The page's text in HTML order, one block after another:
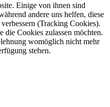
Einige von ihnen sind
andere uns helfen, diese
(Tracking Cookies).
die Cookies zulassen möchten.
womöglich nicht mehr
stehen.